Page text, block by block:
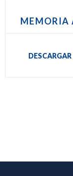
MEMORIA